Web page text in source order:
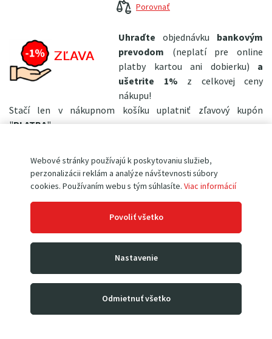
Webové stránky používajú k poskytovaniu služieb,
perzonalizácii reklám a analýze návštevnosti súbory
cookies. Používaním webu s tým súhlasíte. Viac informácií
Povoliť všetko
Nastavenie
Odmietnuť všetko
Uhraďte objednávku bankovým
prevodom (neplatí pre online
platby kartou ani dobierku) a
ušetrite 1% z celkovej ceny
nákupu!
Stačí len v nákupnom košíku uplatniť zľavový kupón
"PLATBA"
K nákupu tohto tovaru máte
pohodlné
PD5-6 len za 0,1€!
(tie určite oceníte nielen pri práci so
zakupeným produktom, ale tiež na zahrade, v dielni, pri ľahkých montážach,
Porovnať